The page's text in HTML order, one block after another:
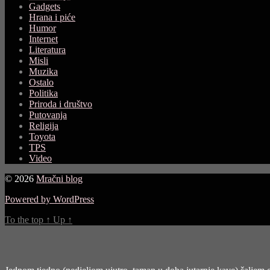
Gadgets
Hrana i piće
Humor
Internet
Literatura
Misli
Muzika
Ostalo
Politika
Priroda i društvo
Putovanja
Religija
Toyota
TPS
Video
© 2026 Mračni blog
Powered by WordPress
To the top ↑ Up ↑